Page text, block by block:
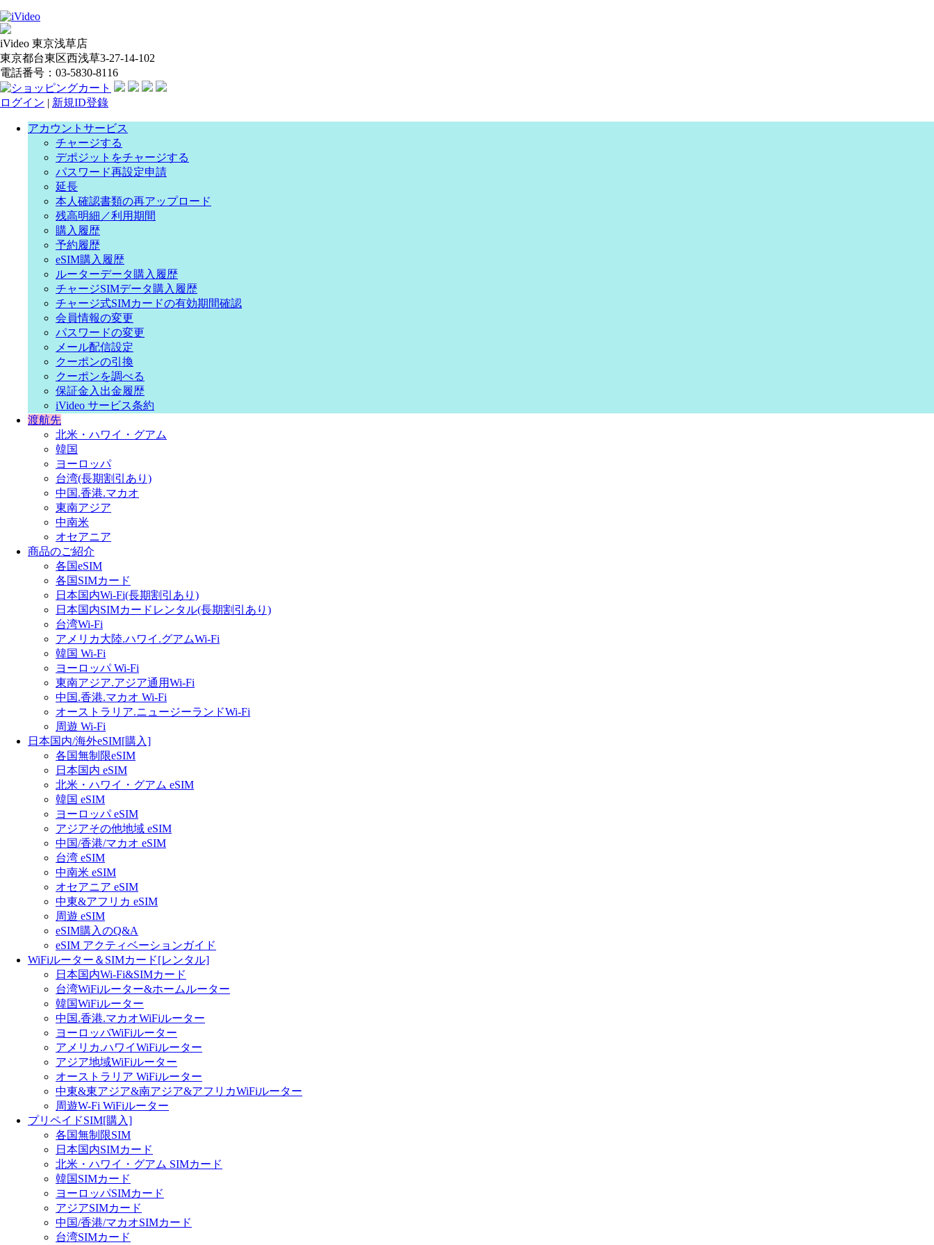
iVideo 東京浅草店
東京都台東区西浅草3-27-14-102
電話番号：03-5830-8116
ログイン | 新規ID登錄
アカウントサービス
チャージする
デポジットをチャージする
パスワード再設定申請
延長
本人確認書類の再アップロード
残高明細／利用期間
購入履歴
予約履歴
eSIM購入履歴
ルーターデータ購入履歴
チャージSIMデータ購入履歴
チャージ式SIMカードの有効期間確認
会員情報の変更
パスワードの変更
メール配信設定
クーポンの引換
クーポンを調べる
保証金入出金履歴
iVideo サービス条約
渡航先
北米・ハワイ・グアム
韓国
ヨーロッパ
台湾(長期割引あり)
中国.香港.マカオ
東南アジア
中南米
オセアニア
商品のご紹介
各国eSIM
各国SIMカード
日本国内Wi-Fi(長期割引あり)
日本国内SIMカードレンタル(長期割引あり)
台湾Wi-Fi
アメリカ大陸.ハワイ.グアムWi-Fi
韓国 Wi-Fi
ヨーロッパ Wi-Fi
東南アジア.アジア通用Wi-Fi
中国.香港.マカオ Wi-Fi
オーストラリア.ニュージーランドWi-Fi
周遊 Wi-Fi
日本国内/海外eSIM[購入]
各国無制限eSIM
日本国内 eSIM
北米・ハワイ・グアム eSIM
韓国 eSIM
ヨーロッパ eSIM
アジアその他地域 eSIM
中国/香港/マカオ eSIM
台湾 eSIM
中南米 eSIM
オセアニア eSIM
中東&アフリカ eSIM
周遊 eSIM
eSIM購入のQ&A
eSIM アクティベーションガイド
WiFiルーター＆SIMカード[レンタル]
日本国内Wi-Fi&SIMカード
台湾WiFiルーター&ホームルーター
韓国WiFiルーター
中国.香港.マカオWiFiルーター
ヨーロッバWiFiルーター
アメリカ.ハワイWiFiルーター
アジア地域WiFiルーター
オーストラリア WiFiルーター
中東&東アジア&南アジア&アフリカWiFiルーター
周遊W-Fi WiFiルーター
プリペイドSIM[購入]
各国無制限SIM
日本国内SIMカード
北米・ハワイ・グアム SIMカード
韓国SIMカード
ヨーロッパSIMカード
アジアSIMカード
中国/香港/マカオSIMカード
台湾SIMカード